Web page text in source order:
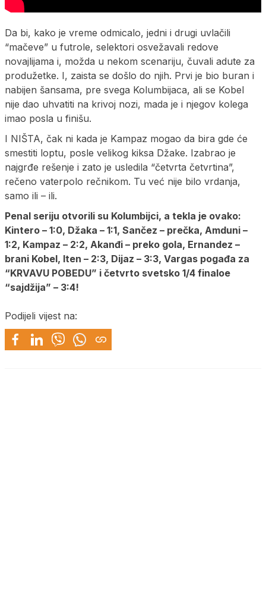
Da bi, kako je vreme odmicalo, jedni i drugi uvlačili
“mačeve” u futrole, selektori osvežavali redove
novajlijama i, možda u nekom scenariju, čuvali adute za
produžetke. I, zaista se došlo do njih. Prvi je bio buran i
nabijen šansama, pre svega Kolumbijaca, ali se Kobel
nije dao uhvatiti na krivoj nozi, mada je i njegov kolega
imao posla u finišu.
I NIŠTA, čak ni kada je Kampaz mogao da bira gde će
smestiti loptu, posle velikog kiksa Džake. Izabrao je
najgrđe rešenje i zato je usledila “četvrta četvrtina”,
rečeno vaterpolo rečnikom. Tu već nije bilo vrdanja,
samo ili – ili.
Penal seriju otvorili su Kolumbijci, a tekla je ovako:
Kintero – 1:0, Džaka – 1:1, Sančez – prečka, Amduni –
1:2, Kampaz – 2:2, Akanđi – preko gola, Ernandez –
brani Kobel, Iten – 2:3, Dijaz – 3:3, Vargas pogađa za
“KRVAVU POBEDU” i četvrto svetsko 1/4 finaloe
“sajdžija” – 3:4!
Podijeli vijest na: